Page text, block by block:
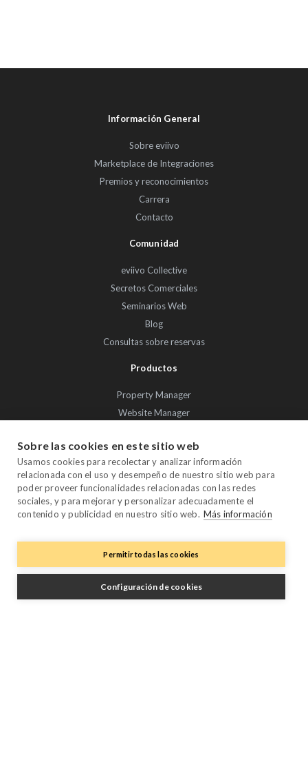
Información General
Sobre eviivo
Marketplace de Integraciones
Premios y reconocimientos
Carrera
Contacto
Comunidad
eviivo Collective
Secretos Comerciales
Seminarios Web
Blog
Consultas sobre reservas
Productos
Property Manager
Website Manager
Promo Manager
Guest Manager
Performance Manager
Payment Manager
Owner Manager
Trustpilot
Sobre las cookies en este sitio web
Usamos cookies para recolectar y analizar información
relacionada con el uso y desempeño de nuestro sitio web para
poder proveer funcionalidades relacionadas con las redes
sociales, y para mejorar y personalizar adecuadamente el
contenido y publicidad en nuestro sitio web. Más información
Permitir todas las cookies
Configuración de cookies